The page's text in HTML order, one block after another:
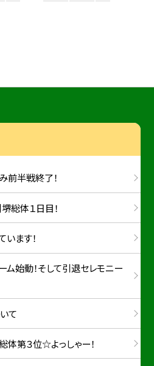
前半戦終了！
総体１日目！
います！
ム始動！そして引退セレモニー
て
体第３位☆よっしゃー！